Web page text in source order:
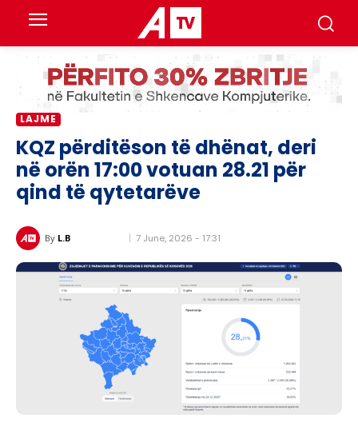
LAJME
KQZ përditëson të dhënat, deri
në orën 17:00 votuan 28.21 për
qind të qytetarëve
By L.B 7 June, 2026 - 17:31